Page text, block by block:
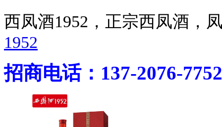
西凤酒1952，正宗西凤酒
1952
招商电话：137-2076-7752